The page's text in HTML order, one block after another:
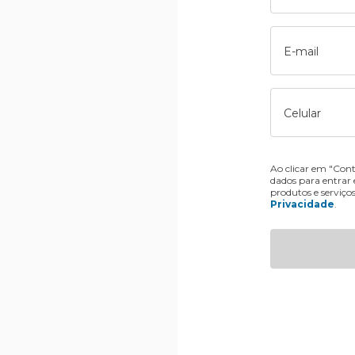
E-mail
Celular
Ao clicar em
dados para
produtos e
Privacidade